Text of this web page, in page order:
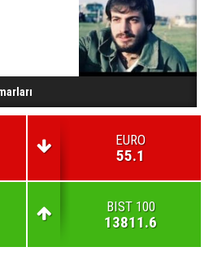
EURO
55.1
BIST 100
13811.6